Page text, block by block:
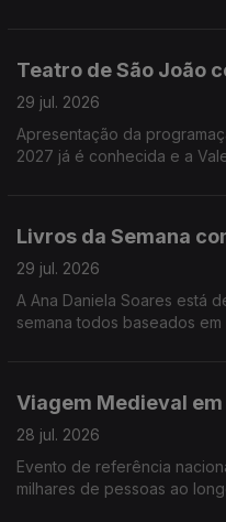
Teatro de São João
29 jul. 2026
Apresentação da
2027 já é conhecida e a
Livros da Semana
29 jul. 2026
A Ana Daniela Soares está
semana todos baseados
Viagem Medieval
28 jul. 2026
Evento de referência
milhares de pessoas ao